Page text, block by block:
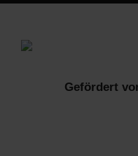
Gefördert